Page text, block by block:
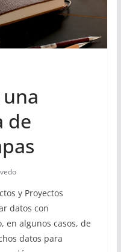
de
y Proyectos
datos con
en algunos casos, de
datos para